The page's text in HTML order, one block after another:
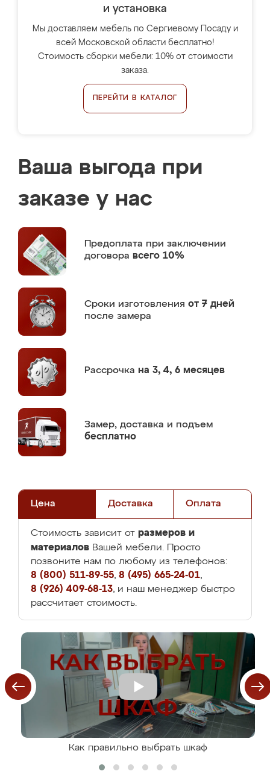
и установка
Мы доставляем мебель по Сергиевому Посаду и
всей Московской области бесплатно!
Стоимость сборки мебели: 10% от стоимости
заказа.
ПЕРЕЙТИ В КАТАЛОГ
Ваша выгода при
заказе у нас
Предоплата при заключении
договора всего 10%
Сроки изготовления от 7 дней
после замера
Рассрочка на 3, 4, 6 месяцев
Замер, доставка и подъем
бесплатно
Цена Доставка Оплата
Стоимость зависит от размеров и
материалов Вашей мебели. Просто
позвоните нам по любому из телефонов:
8 (800) 511-89-55, 8 (495) 665-24-01,
8 (926) 409-68-13, и наш менеджер быстро
рассчитает стоимость.
Как правильно выбрать шкаф